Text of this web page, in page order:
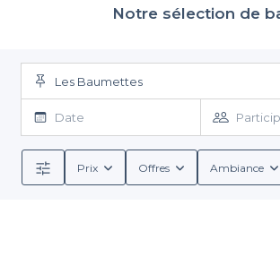
Notre sélection de
Les Baumettes
Date
Prix Offres Ambiance